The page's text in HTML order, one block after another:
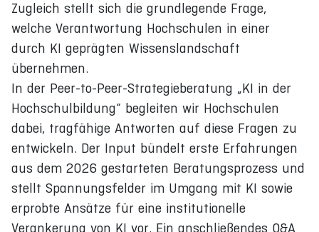
Zugleich stellt sich die grundlegende Frage,
welche Verantwortung Hochschulen in einer
durch KI geprägten Wissenslandschaft
übernehmen.
In der Peer-to-Peer-Strategieberatung „KI in der
Hochschulbildung“ begleiten wir Hochschulen
dabei, tragfähige Antworten auf diese Fragen zu
entwickeln. Der Input bündelt erste Erfahrungen
aus dem 2026 gestarteten Beratungsprozess und
stellt Spannungsfelder im Umgang mit KI sowie
erprobte Ansätze für eine institutionelle
Verankerung von KI vor. Ein anschließendes Q&A